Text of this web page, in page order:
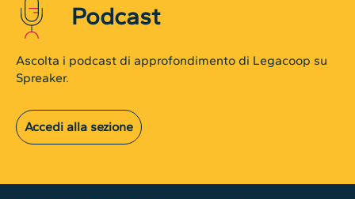
Podcast
Ascolta i podcast di approfondimento di Legacoop su
Spreaker.
Accedi alla sezione